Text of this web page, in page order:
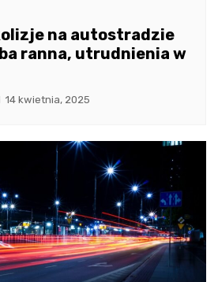
na autostradzie
ranna, utrudnienia w
14 kwietnia, 2025